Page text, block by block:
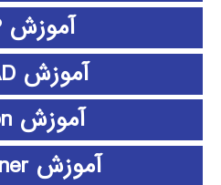
آموزش PHP
آموزش PSCAD
آموزش python
آموزش rapidminer